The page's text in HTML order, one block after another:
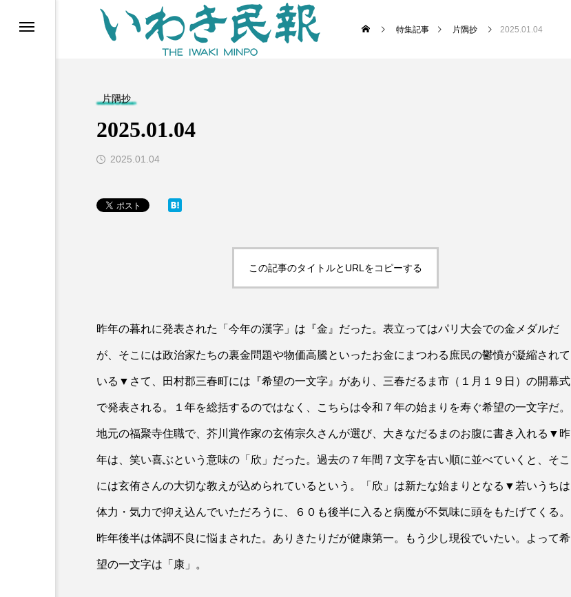
特集記事 片隅抄 2025.01.04
片隅抄
2025.01.04
2025.01.04
この記事のタイトルとURLをコピーする
昨年の暮れに発表された「今年の漢字」は『金』だった。表立ってはパリ大会での金メダルだ
が、そこには政治家たちの裏金問題や物価高騰といったお金にまつわる庶民の鬱憤が凝縮されて
いる▼さて、田村郡三春町には『希望の一文字』があり、三春だるま市（１月１９日）の開幕式
で発表される。１年を総括するのではなく、こちらは令和７年の始まりを寿ぐ希望の一文字だ。
地元の福聚寺住職で、芥川賞作家の玄侑宗久さんが選び、大きなだるまのお腹に書き入れる▼昨
年は、笑い喜ぶという意味の「欣」だった。過去の７年間７文字を古い順に並べていくと、そこ
には玄侑さんの大切な教えが込められているという。「欣」は新たな始まりとなる▼若いうちは
体力・気力で抑え込んでいただろうに、６０も後半に入ると病魔が不気味に頭をもたげてくる。
昨年後半は体調不良に悩まされた。ありきたりだが健康第一。もう少し現役でいたい。よって希
望の一文字は「康」。